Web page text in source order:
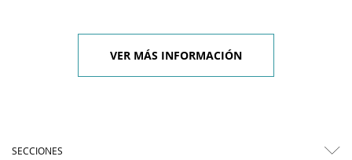
VER MÁS INFORMACIÓN
SECCIONES